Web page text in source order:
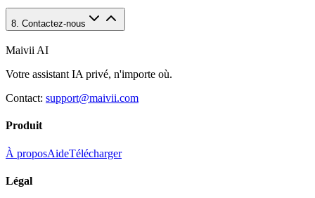
8. Contactez-nous
Maivii AI
Votre assistant IA privé, n'importe où.
Contact: support@maivii.com
Produit
À proposAideTélécharger
Légal